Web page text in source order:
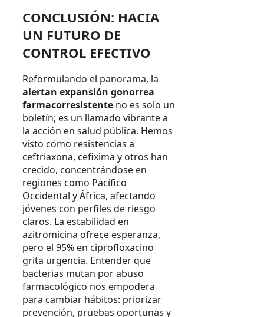
CONCLUSIÓN: HACIA
UN FUTURO DE
CONTROL EFECTIVO
Reformulando el panorama, la
alertan expansión gonorrea
farmacorresistente no es solo un
boletín; es un llamado vibrante a
la acción en salud pública. Hemos
visto cómo resistencias a
ceftriaxona, cefixima y otros han
crecido, concentrándose en
regiones como Pacífico
Occidental y África, afectando
jóvenes con perfiles de riesgo
claros. La estabilidad en
azitromicina ofrece esperanza,
pero el 95% en ciprofloxacino
grita urgencia. Entender que
bacterias mutan por abuso
farmacológico nos empodera
para cambiar hábitos: priorizar
prevención, pruebas oportunas y